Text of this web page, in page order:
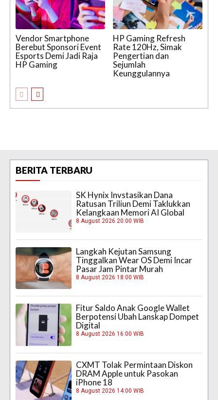
Vendor Smartphone
Berebut Sponsori Event
Esports Demi Jadi Raja
HP Gaming
HP Gaming Refresh
Rate 120Hz, Simak
Pengertian dan
Sejumlah
Keunggulannya
BERITA TERBARU
SK Hynix Invstasikan Dana
Ratusan Triliun Demi Taklukkan
Kelangkaan Memori AI Global
8 August 2026 20:00 WIB
Langkah Kejutan Samsung
Tinggalkan Wear OS Demi Incar
Pasar Jam Pintar Murah
8 August 2026 18:00 WIB
Fitur Saldo Anak Google Wallet
Berpotensi Ubah Lanskap Dompet
Digital
8 August 2026 16:00 WIB
CXMT Tolak Permintaan Diskon
DRAM Apple untuk Pasokan
iPhone 18
8 August 2026 14:00 WIB